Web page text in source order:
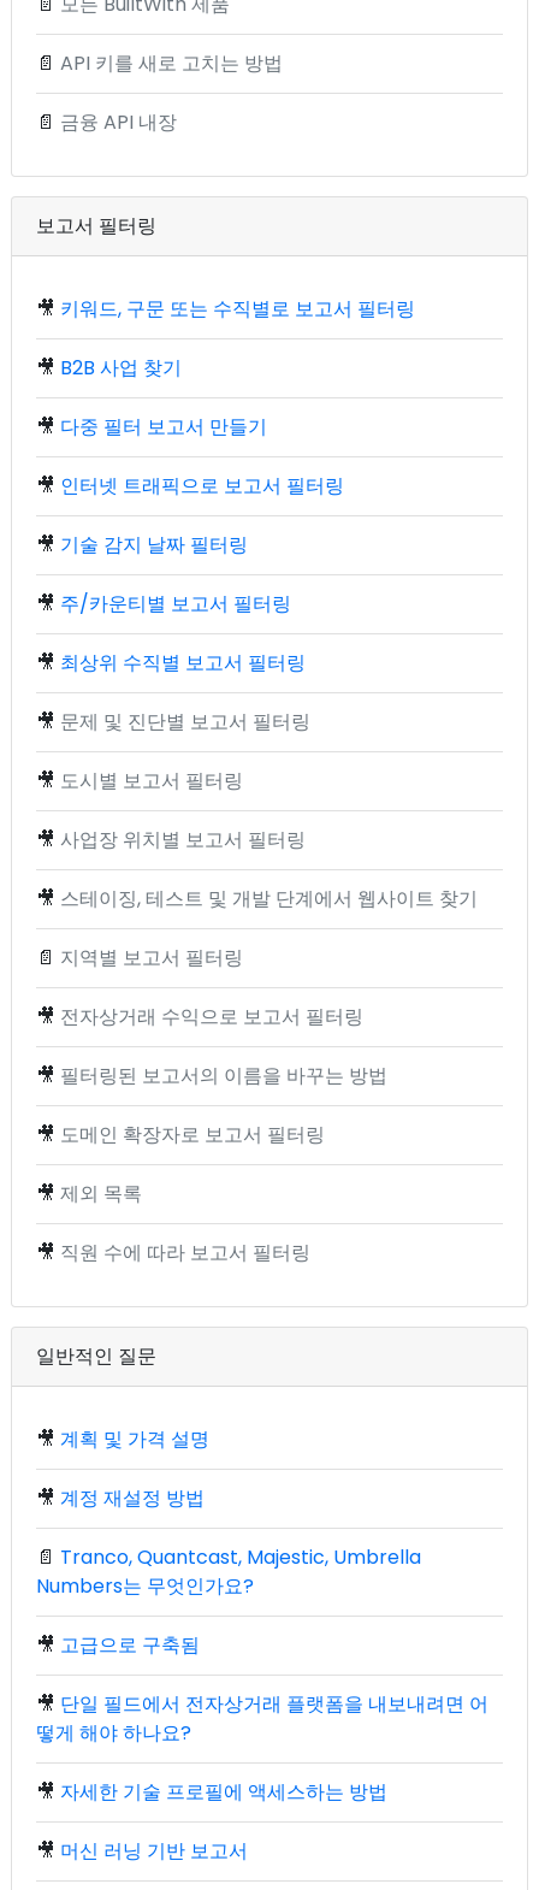
📄 API 키를 새로 고치는 방법
📄 금융 API 내장
보고서 필터링
🎥 키워드, 구문 또는 수직별로 보고서 필터링
🎥 B2B 사업 찾기
🎥 다중 필터 보고서 만들기
🎥 인터넷 트래픽으로 보고서 필터링
🎥 기술 감지 날짜 필터링
🎥 주/카운티별 보고서 필터링
🎥 최상위 수직별 보고서 필터링
🎥 문제 및 진단별 보고서 필터링
🎥 도시별 보고서 필터링
🎥 사업장 위치별 보고서 필터링
🎥 스테이징, 테스트 및 개발 단계에서 웹사이트 찾기
📄 지역별 보고서 필터링
🎥 전자상거래 수익으로 보고서 필터링
🎥 필터링된 보고서의 이름을 바꾸는 방법
🎥 도메인 확장자로 보고서 필터링
🎥 제외 목록
🎥 직원 수에 따라 보고서 필터링
일반적인 질문
🎥 계획 및 가격 설명
🎥 계정 재설정 방법
📄 Tranco, Quantcast, Majestic, Umbrella
Numbers는 무엇인가요?
🎥 고급으로 구축됨
🎥 단일 필드에서 전자상거래 플랫폼을 내보내려면 어
떻게 해야 하나요?
🎥 자세한 기술 프로필에 액세스하는 방법
🎥 머신 러닝 기반 보고서